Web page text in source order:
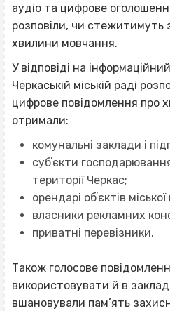
аудіо та цифрове
розповіли, чи
хвилини мовчання.
У відповіді на
Черкаській міській раді
цифрове повідомлення про
отримали:
комунальні заклади і
субʼєкти
території Черкас;
орендарі обʼєктів
власники рекламних
приватні перевізники.
Також голосове
використовувати й в
вшановували пам’ять